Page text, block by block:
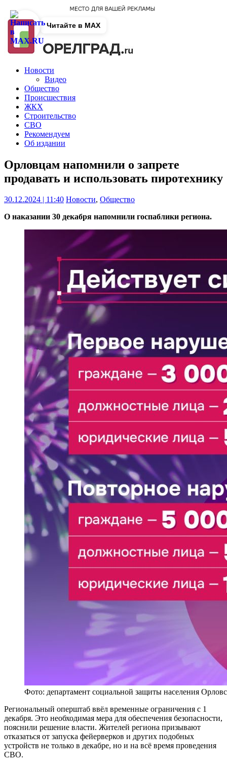
Новости
Видео
Общество
Происшествия
ЖКХ
Строительство
СВО
Рекомендуем
Об издании
Орловцам напомнили о запрете
продавать и использовать пиротехнику
30.12.2024 | 11:40 Новости, Общество
О наказании 30 декабря напомнили госпаблики региона.
Фото: департамент социальной защиты населения
Региональный оперштаб ввёл временные ограничения с 1
декабря. Это необходимая мера для обеспечения безопасности,
пояснили решение власти. Жителей региона призывают
отказаться от запуска фейерверков и других подобных
устройств не только в декабре, но и на всё время проведения
СВО.
Читайте в MAX